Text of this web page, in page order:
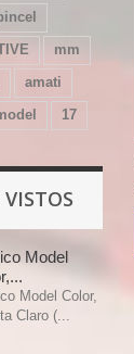
mm
amati
17
Model
Model Color,
Claro (...